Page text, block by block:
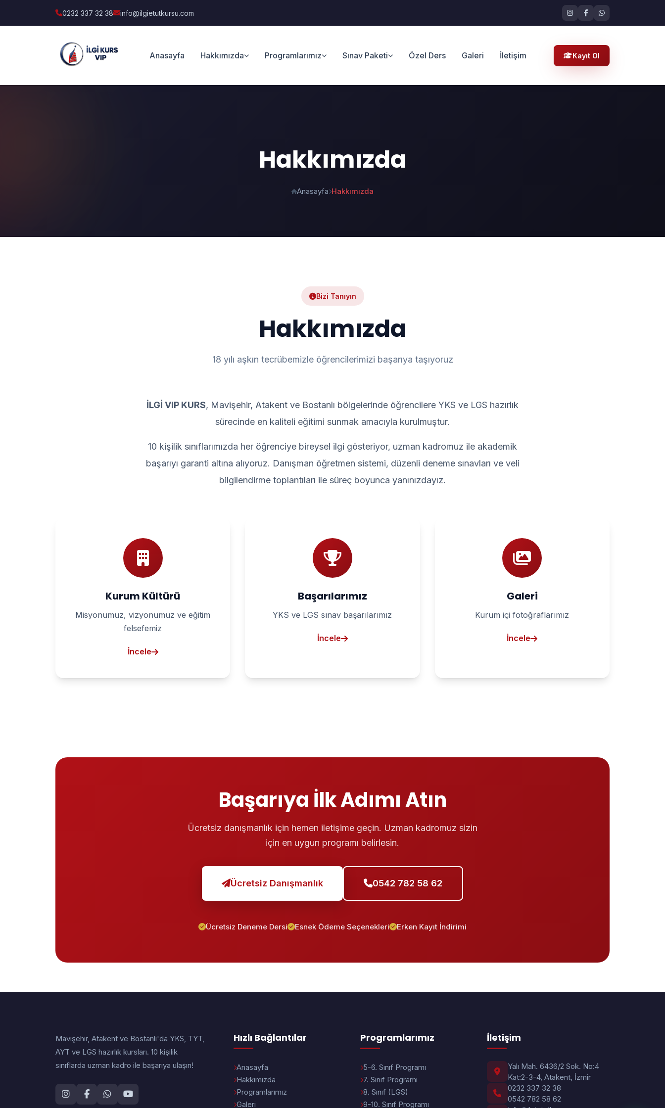
0232 337 32 38 info@ilgietutkursu.com
Anasayfa Hakkımızda Programlarımız Sınav Paketi Özel Ders Galeri İletişim Kayıt Ol
Hakkımızda
Anasayfa Hakkımızda
Bizi Tanıyın
Hakkımızda
18 yılı aşkın tecrübemizle öğrencilerimizi başarıya taşıyoruz
İLGİ VIP KURS, Mavişehir, Atakent ve Bostanlı bölgelerinde öğrencilere YKS ve LGS hazırlık
sürecinde en kaliteli eğitimi sunmak amacıyla kurulmuştur.
10 kişilik sınıflarımızda her öğrenciye bireysel ilgi gösteriyor, uzman kadromuz ile akademik
başarıyı garanti altına alıyoruz. Danışman öğretmen sistemi, düzenli deneme sınavları ve veli
bilgilendirme toplantıları ile süreç boyunca yanınızdayız.
Kurum Kültürü
Misyonumuz, vizyonumuz ve eğitim
felsefemiz
İncele
Başarılarımız
YKS ve LGS sınav başarılarımız
İncele
Galeri
Kurum içi fotoğraflarımız
İncele
Başarıya İlk Adımı Atın
Ücretsiz danışmanlık için hemen iletişime geçin. Uzman kadromuz sizin
için en uygun programı belirlesin.
Ücretsiz Danışmanlık 0542 782 58 62
Ücretsiz Deneme Dersi Esnek Ödeme Seçenekleri Erken Kayıt İndirimi
Mavişehir, Atakent ve Bostanlı'da YKS, TYT,
AYT ve LGS hazırlık kursları. 10 kişilik
sınıflarda uzman kadro ile başarıya ulaşın!
Hızlı Bağlantılar
Anasayfa
Hakkımızda
Programlarımız
Galeri
Programlarımız
5-6. Sınıf Programı
7. Sınıf Programı
8. Sınıf (LGS)
9-10. Sınıf Programı
İletişim
Yalı Mah. 6436/2 Sok. No:4
Kat:2-3-4, Atakent, İzmir
0232 337 32 38
0542 782 58 62